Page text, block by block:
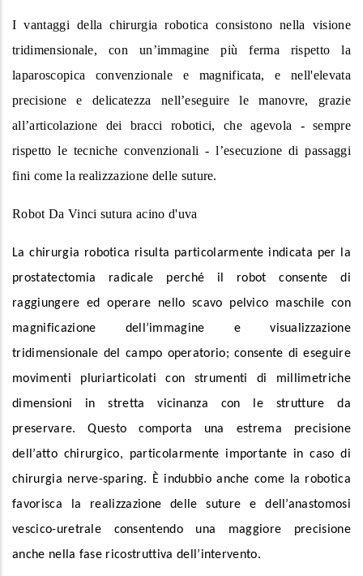
I vantaggi della chirurgia robotica consistono nella visione
tridimensionale, con un’immagine più ferma rispetto la
laparoscopica convenzionale e magnificata, e nell'elevata
precisione e delicatezza nell’eseguire le manovre, grazie
all’articolazione dei bracci robotici, che agevola - sempre
rispetto le tecniche convenzionali - l’esecuzione di passaggi
fini come la realizzazione delle suture.
Robot Da Vinci sutura acino d'uva
La chirurgia robotica risulta particolarmente indicata per la
prostatectomia radicale perché il robot consente di
raggiungere ed operare nello scavo pelvico maschile con
magnificazione dell’immagine e visualizzazione
tridimensionale del campo operatorio; consente di eseguire
movimenti pluriarticolati con strumenti di millimetriche
dimensioni in stretta vicinanza con le strutture da
preservare. Questo comporta una estrema precisione
dell’atto chirurgico, particolarmente importante in caso di
chirurgia nerve-sparing. È indubbio anche come la robotica
favorisca la realizzazione delle suture e dell’anastomosi
vescico-uretrale consentendo una maggiore precisione
anche nella fase ricostruttiva dell’intervento.